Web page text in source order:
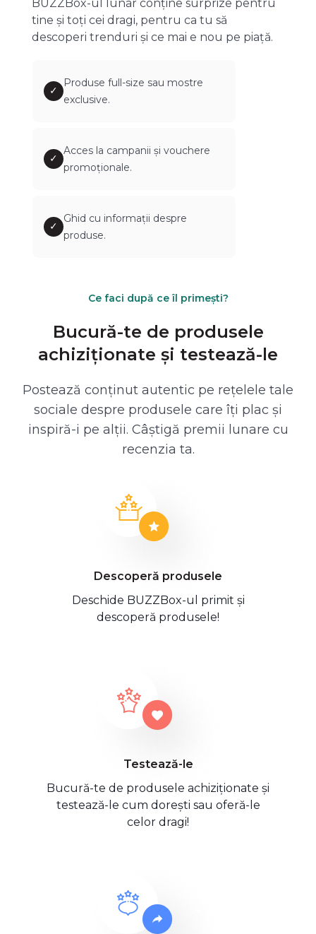
BUZZBox-ul lunar conține surprize pentru
tine și toți cei dragi, pentru ca tu să
descoperi trenduri și ce mai e nou pe piață.
✓
Produse full-size sau mostre
exclusive.
✓
Acces la campanii și vouchere
promoționale.
✓
Ghid cu informații despre
produse.
Ce faci după ce îl primești?
Bucură-te de produsele
achiziționate și testează-le
Postează conținut autentic pe rețelele tale
sociale despre produsele care îți plac și
inspiră-i pe alții. Câștigă premii lunare cu
recenzia ta.
Descoperă produsele
Deschide BUZZBox-ul primit și
descoperă produsele!
Testează-le
Bucură-te de produsele achiziționate și
testează-le cum dorești sau oferă-le
celor dragi!